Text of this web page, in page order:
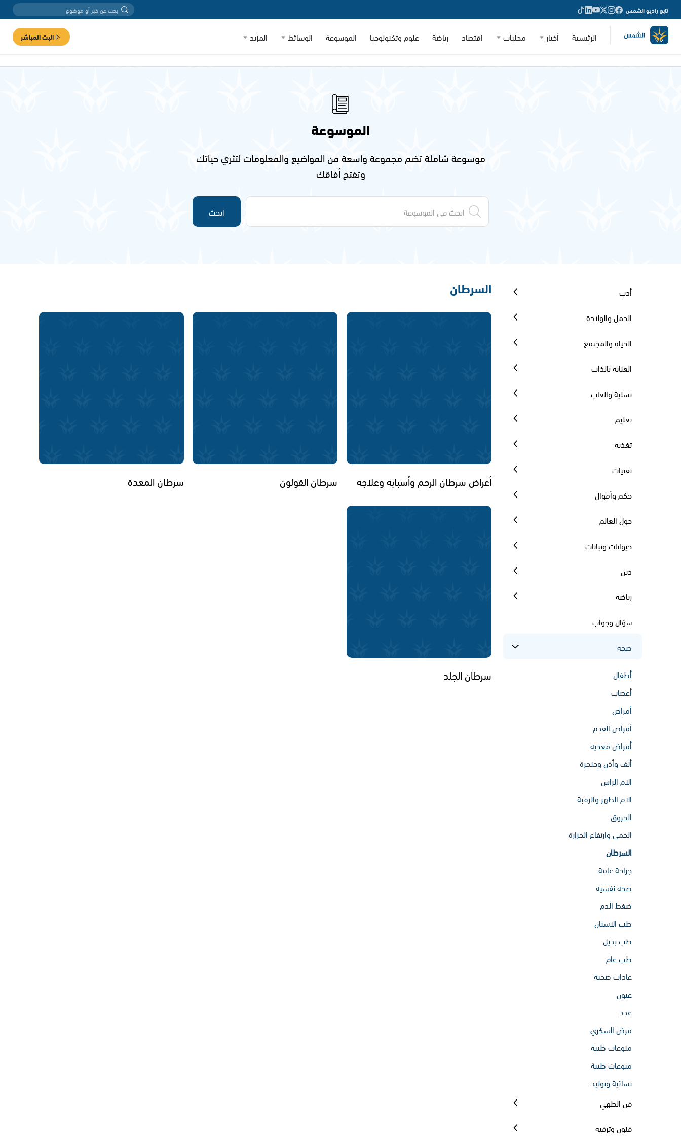
تابع راديو الشمس
الرئيسية أخبار محليات اقتصاد رياضة علوم وتكنولوجيا الموسوعة الوسائط المزيد البث المباشر
الموسوعة
موسوعة شاملة تضم مجموعة واسعة من المواضيع والمعلومات لتثري حياتك
وتفتح أفاقك
ابحث
أدب
الحمل والولادة
الحياة والمجتمع
العناية بالذات
تسلية والعاب
تعليم
تغذية
تقنيات
حكم وأقوال
حول العالم
حيوانات ونباتات
دين
رياضة
سؤال وجواب
صحة
أطفال
أعصاب
أمراض
أمراض القدم
أمراض معدية
أنف وأذن وحنجرة
الام الراس
الام الظهر والرقبة
الحروق
الحمى وارتفاع الحرارة
السرطان
جراحة عامة
صحة نفسية
ضغط الدم
طب الاسنان
طب بديل
طب عام
عادات صحية
عيون
غدد
مرض السكري
منوعات طبية
منوعات طبية
نسائية وتوليد
فن الطهي
فنون وترفيه
السرطان
أعراض سرطان الرحم وأسبابه وعلاجه سرطان القولون سرطان المعدة
سرطان الجلد